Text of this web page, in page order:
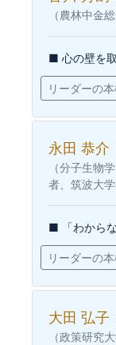
（農林中金
■ 心の壁を
リーダーの
永田 恭介
（分子生物
者、筑波大
■ 「わから
リーダーの
大田 弘子
（政策研究